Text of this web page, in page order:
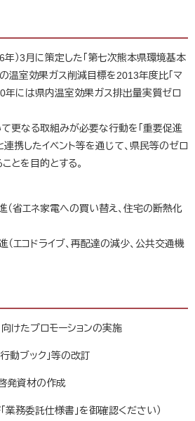
）3月に策定した「第七次熊本県環境基本
温室効果ガス削減目標を2013年度比「マ
年には県内温室効果ガス排出量実質ゼロ
更なる取組みが必要な行動を「重要促進
連携したイベント等を通じて、県民等のゼロ
とを目的とする。
（省エネ家電への買い替え、住宅の断熱化
エコドライブ、再配達の減少、公共交通機
けたプロモーションの実施
行動ブック」等の改訂
発資材の作成
業務委託仕様書」を御確認ください）